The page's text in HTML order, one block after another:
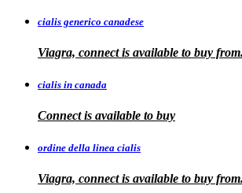
cialis generico canadese
Viagra, connect is available to buy
cialis in canada
Connect is available to buy
ordine della linea cialis
Viagra, connect is available to buy